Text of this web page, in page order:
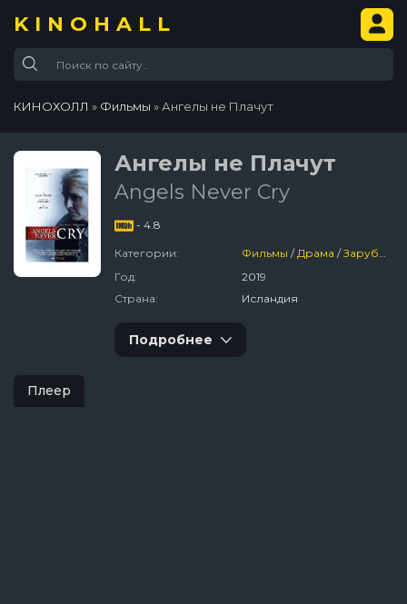
KINOHALL
КИНОХОЛЛ » Фильмы » Ангелы не Плачут
Ангелы не Плачут
Angels Never Cry
- 4.8
Категории: Фильмы /Драма /Зарубежный
Год:
2019
Страна:
Исландия
Подробнее
Плеер